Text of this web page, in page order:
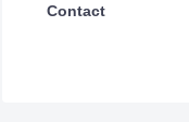
Contact